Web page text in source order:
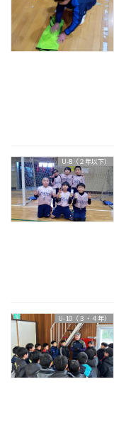
U-8（２年以下）
U-10（３・４年）